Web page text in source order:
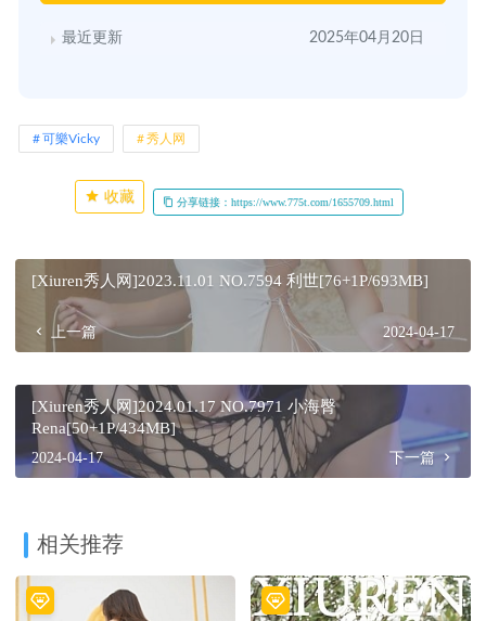
最近更新 2025年04月20日
可樂Vicky 秀人网
收藏 分享链接：https://www.775t.com/1655709.html
[Xiuren秀人网]2023.11.01 NO.7594 利世[76+1P/693MB]
上一篇 2024-04-17
[Xiuren秀人网]2024.01.17 NO.7971 小海臀
Rena[50+1P/434MB]
2024-04-17 下一篇
相关推荐